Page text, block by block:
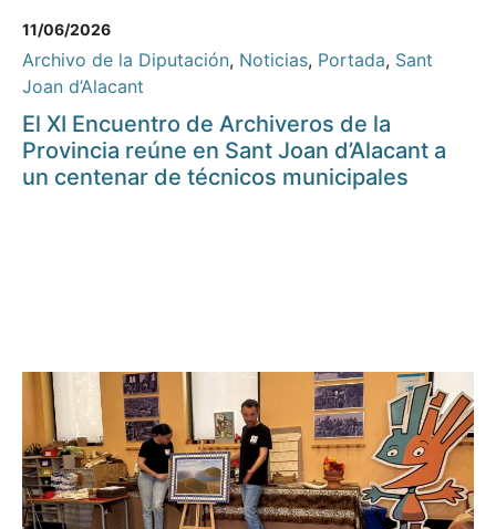
11/06/2026
Archivo de la Diputación, Noticias, Portada, Sant
Joan d’Alacant
El XI Encuentro de Archiveros de la
Provincia reúne en Sant Joan d’Alacant a
un centenar de técnicos municipales